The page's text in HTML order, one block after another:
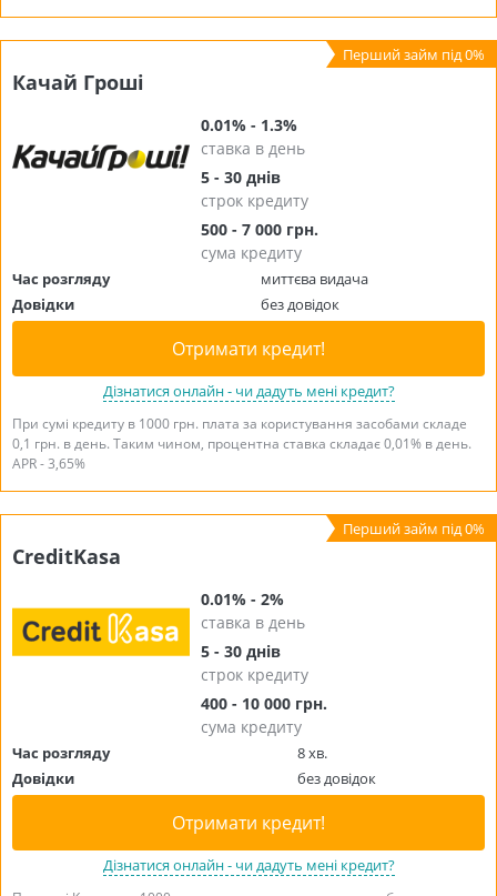
Качай Гроші
0.01% - 1.3%
ставка в день
5 - 30 днів
строк кредиту
500 - 7 000 грн.
сума кредиту
Час розгляду
миттєва видача
Довідки
без довідок
Отримати кредит!
Дізнатися онлайн - чи дадуть мені кредит?
При сумі кредиту в 1000 грн. плата за користування засобами складе
0,1 грн. в день. Таким чином, процентна ставка складає 0,01% в день.
APR - 3,65%
CreditKasa
0.01% - 2%
ставка в день
5 - 30 днів
строк кредиту
400 - 10 000 грн.
сума кредиту
Час розгляду
8 хв.
Довідки
без довідок
Отримати кредит!
Дізнатися онлайн - чи дадуть мені кредит?